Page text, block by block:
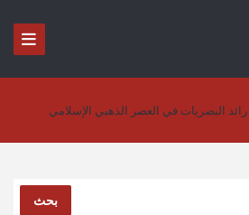
البصريات في العصر الذهبي الإسلامي
بحث